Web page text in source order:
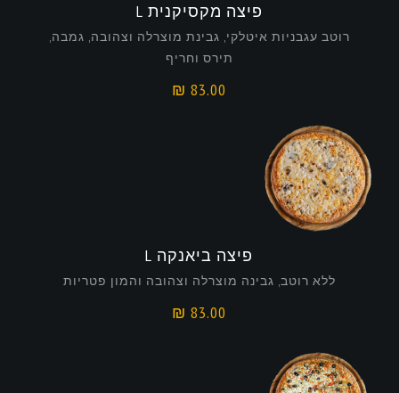
פיצה מקסיקנית L
רוטב עגבניות איטלקי, גבינת מוצרלה וצהובה, גמבה,
תירס וחריף
83.00
₪
פיצה ביאנקה L
ללא רוטב, גבינה מוצרלה וצהובה והמון פטריות
83.00
₪